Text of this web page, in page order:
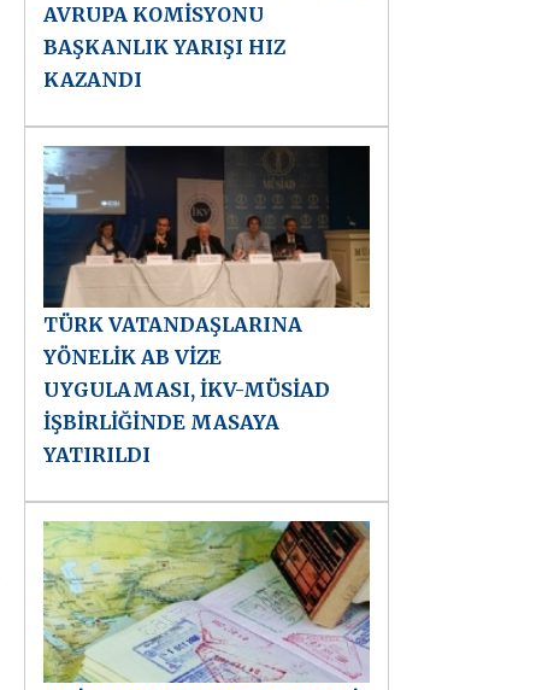
AVRUPA KOMİSYONU
BAŞKANLIK YARIŞI HIZ
KAZANDI
TÜRK VATANDAŞLARINA
YÖNELİK AB VİZE
UYGULAMASI, İKV-MÜSİAD
İŞBİRLİĞİNDE MASAYA
YATIRILDI